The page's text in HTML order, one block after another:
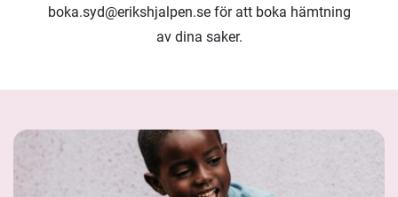
boka.syd@erikshjalpen.se för att boka hämtning
av dina saker.